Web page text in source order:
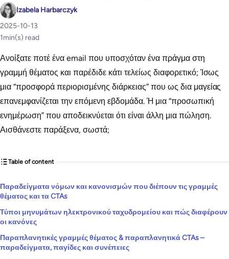
Izabela Harbarczyk
2025-10-13
1min(s) read
Ανοίξατε ποτέ ένα email που υποσχόταν ένα πράγμα στη
γραμμή θέματος και παρέδιδε κάτι τελείως διαφορετικό; Ίσως
μια “προσφορά περιορισμένης διάρκειας” που ως δια μαγείας
επανεμφανίζεται την επόμενη εβδομάδα. Ή μια “προσωπική
ενημέρωση” που αποδεικνύεται ότι είναι άλλη μια πώληση.
Αισθάνεστε παράξενα, σωστά;
Table of content
Παραδείγματα νόμων και κανονισμών που διέπουν τις γραμμές
θέματος και τα CTAs
Τύποι μηνυμάτων ηλεκτρονικού ταχυδρομείου και πώς διαφέρουν
οι κανόνες
Παραπλανητικές γραμμές θέματος & παραπλανητικά CTAs –
παραδείγματα, παγίδες και συνέπειες